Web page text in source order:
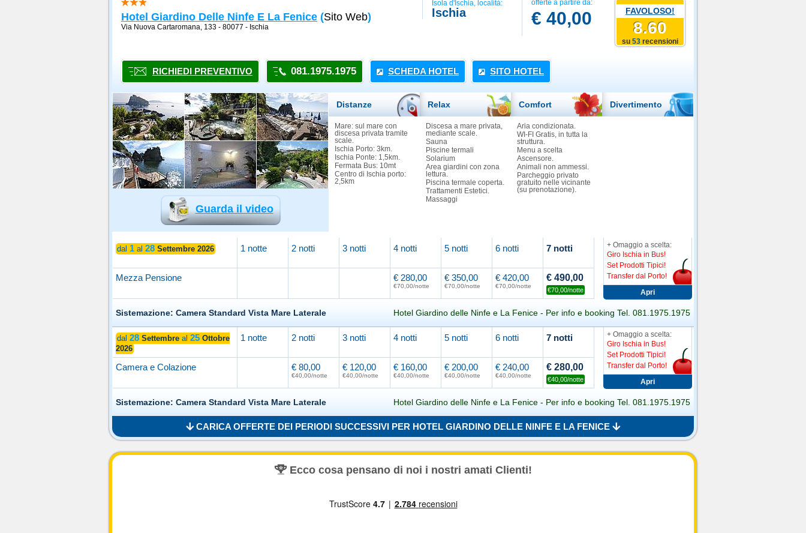
FAVOLOSO!
8.60
su 53 recensioni
Hotel Giardino Delle Ninfe E La Fenice (Sito Web)
Via Nuova Cartaromana, 133 - 80077 - Ischia
offerte a partire da:
€ 40,00
Isola d'Ischia, località:
Ischia
RICHIEDI PREVENTIVO 081.1975.1975 SCHEDA HOTEL SITO HOTEL
Guarda il video
Distanze
Mare: sul mare con
discesa privata tramite
scale.
Ischia Porto: 3km.
Ischia Ponte: 1,5km.
Fermata Bus: 10mt
Centro di Ischia porto:
2,5km
Relax
Discesa a mare privata,
mediante scale.
Sauna
Piscine termali
Solarium
Area giardini con zona
lettura.
Piscina termale coperta.
Trattamenti Estetici.
Massaggi
Comfort
Aria condizionata.
WI-FI Gratis, in tutta la
struttura.
Menu a scelta
Ascensore.
Animali non ammessi.
Parcheggio privato
gratuito nelle vicinante
(su prenotazione).
Divertimento
dal 1 al 28 Settembre 2026 1 notte 2 notti 3 notti 4 notti 5 notti 6 notti 7 notti
Mezza Pensione € 280,00
€70,00/notte
€ 350,00
€70,00/notte
€ 420,00
€70,00/notte
€ 490,00
€70,00/notte
+ Omaggio a scelta:
Giro Ischia in Bus!
Set Prodotti Tipici!
Transfer dal Porto!
Sistemazione: Camera Standard Vista Mare Laterale Hotel Giardino delle Ninfe e La Fenice - Per info e booking Tel. 081.1975.1975
Caricamento in corso...
dal 28 Settembre al 25 Ottobre
2026
1 notte 2 notti 3 notti 4 notti 5 notti 6 notti 7 notti
Camera e Colazione € 80,00
€40,00/notte
€ 120,00
€40,00/notte
€ 160,00
€40,00/notte
€ 200,00
€40,00/notte
€ 240,00
€40,00/notte
€ 280,00
€40,00/notte
+ Omaggio a scelta:
Giro Ischia in Bus!
Set Prodotti Tipici!
Transfer dal Porto!
Sistemazione: Camera Standard Vista Mare Laterale Hotel Giardino delle Ninfe e La Fenice - Per info e booking Tel. 081.1975.1975
Caricamento in corso...
CARICA OFFERTE DEI PERIODI SUCCESSIVI PER HOTEL GIARDINO DELLE NINFE E LA FENICE
Ecco cosa pensano di noi i nostri amati Clienti!